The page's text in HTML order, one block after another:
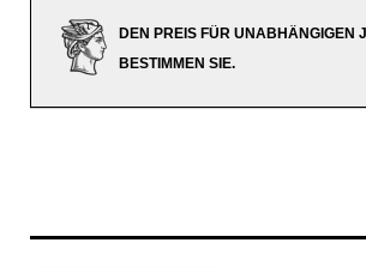
DEN PREIS FÜR UNABHÄNGIGEN
BESTIMMEN SIE.